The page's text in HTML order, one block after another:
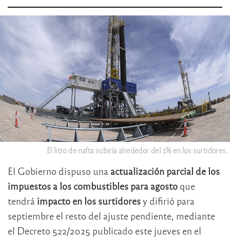
El litro de nafta subiría alrededor del 1% en los surtidores.
El Gobierno dispuso una actualización parcial de los
impuestos a los combustibles para agosto que
tendrá impacto en los surtidoresy difirió para
septiembre el resto del ajuste pendiente, mediante
el Decreto 522/2025 publicado este jueves en el